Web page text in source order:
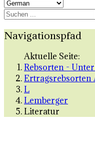
Navigationspfad
Aktuelle Seite:
Rebsorten -
Ertragsrebsorten
L
Lemberger
Literatur